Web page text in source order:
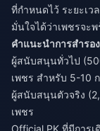
ที่กำหนดไว้ ระยะเว
มั่นใจได้ว่าเพชรจะ
คำแนะนำการสำรอ
ผู้สนับสนุนทั่วไป
เพชร สำหรับ 5-10
ผู้สนับสนุนตัวจริง
เพชร